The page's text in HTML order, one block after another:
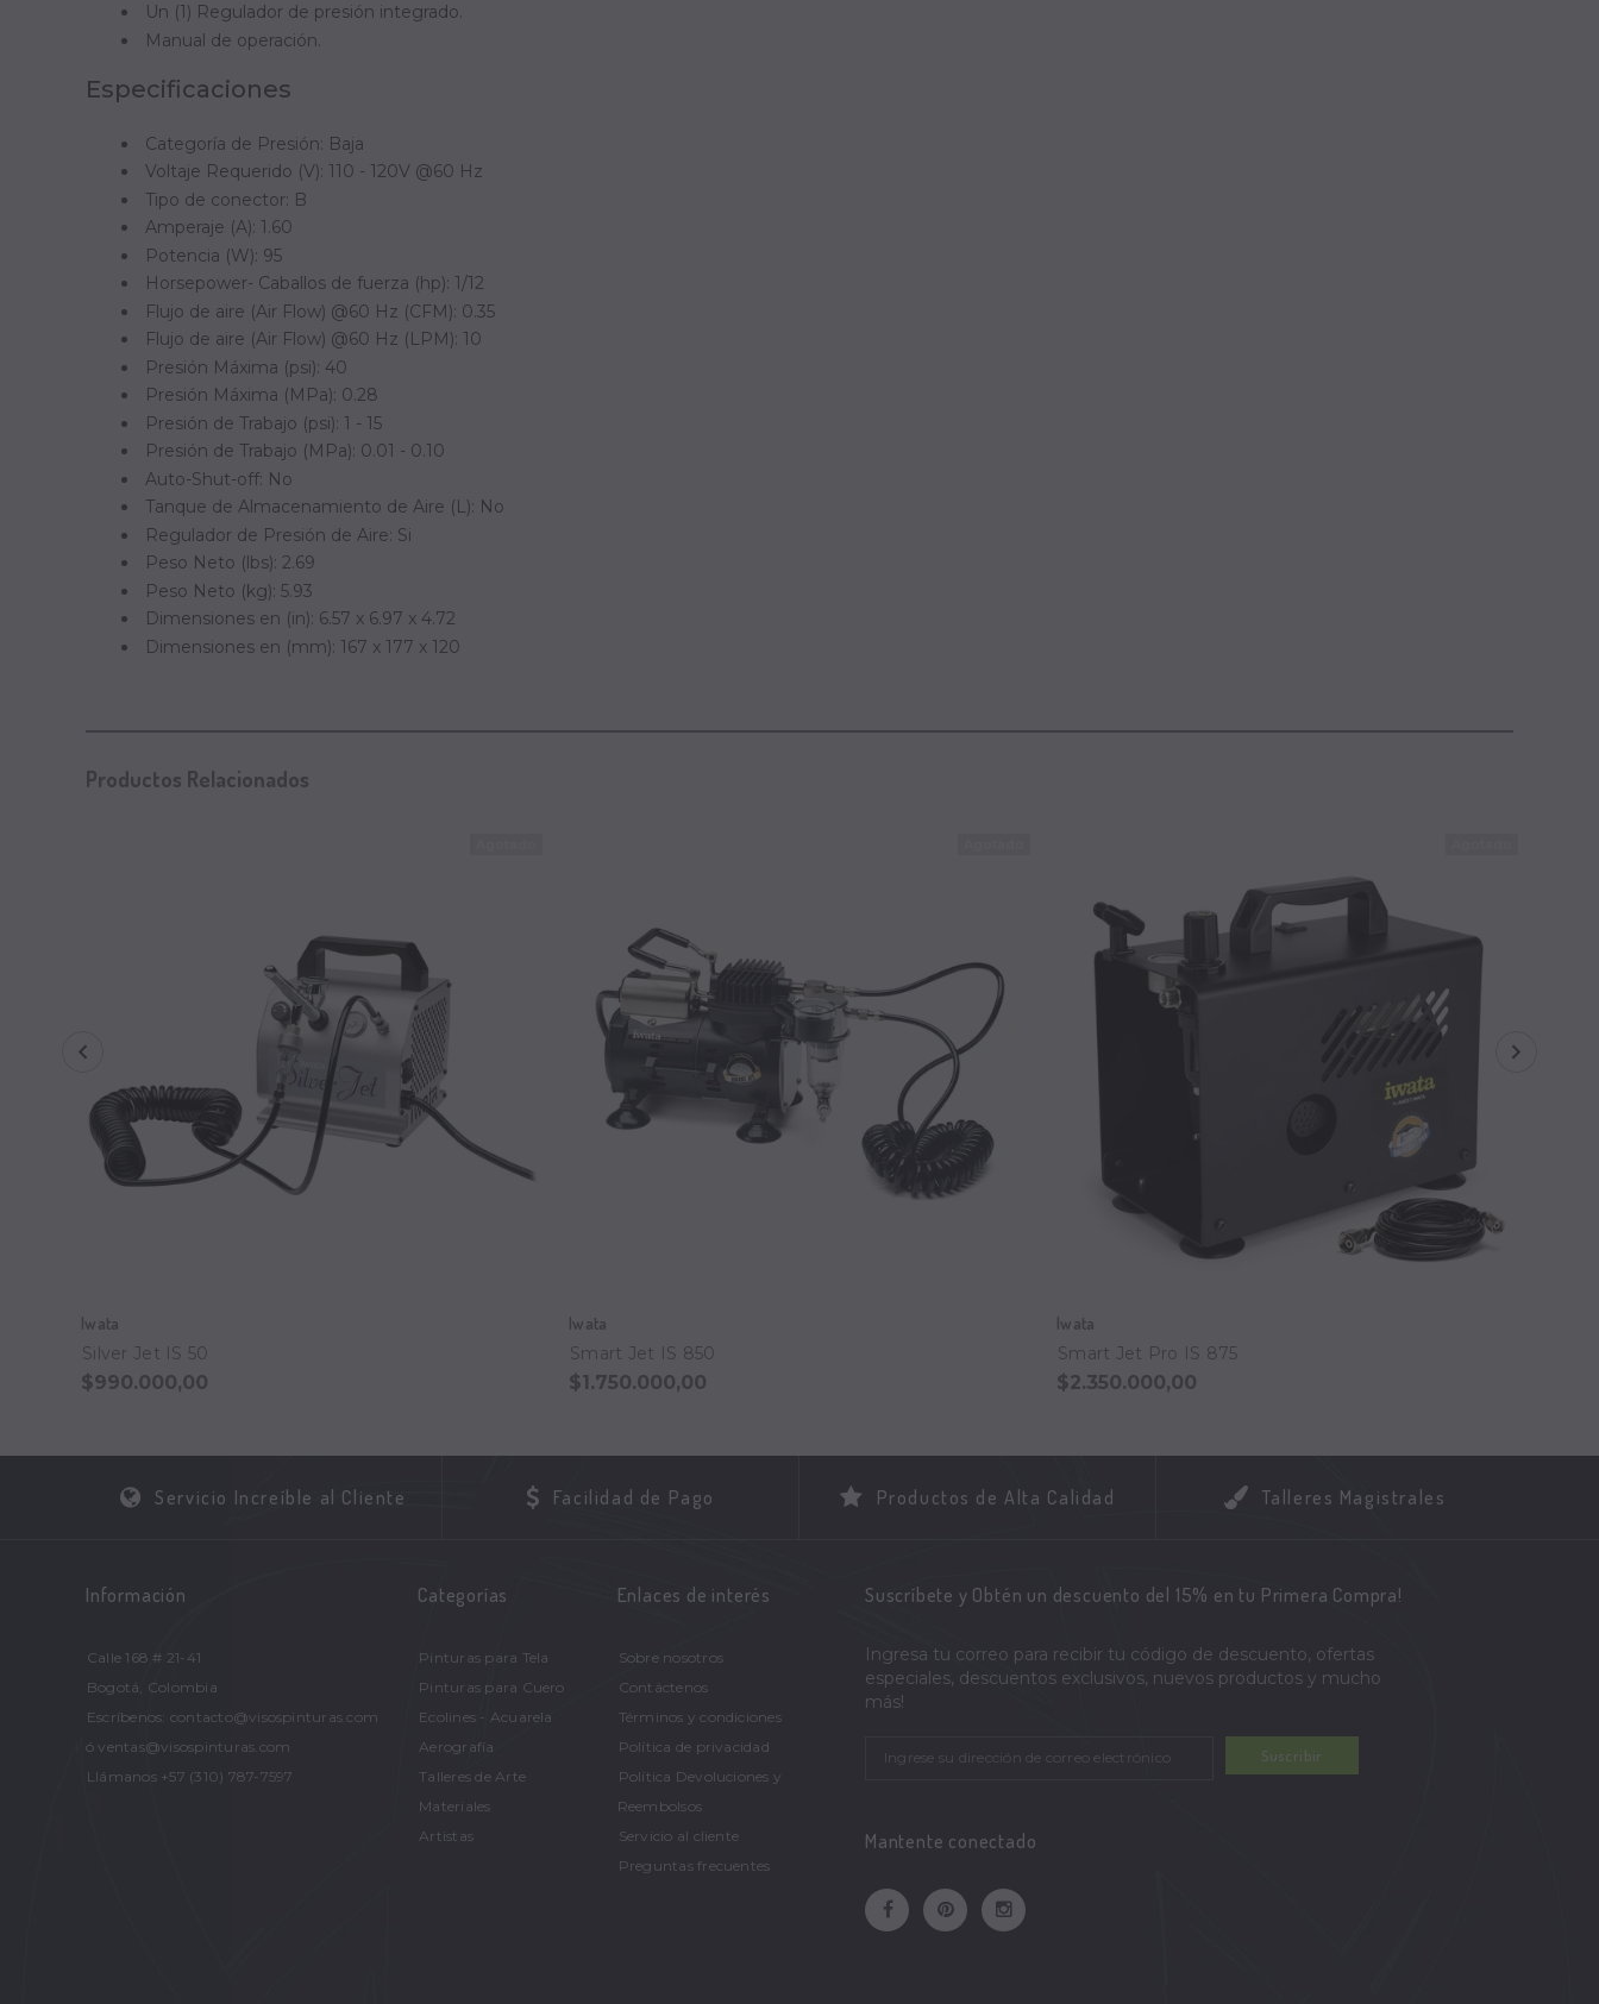
Un (1) Regulador de presión integrado.
Manual de operación.
Especificaciones
Categoría de Presión: Baja
Voltaje Requerido (V): 110 - 120V @60 Hz
Tipo de conector: B
Amperaje (A): 1.60
Potencia (W): 95
Horsepower- Caballos de fuerza (hp): 1/12
Flujo de aire (Air Flow) @60 Hz (CFM): 0.35
Flujo de aire (Air Flow) @60 Hz (LPM): 10
Presión Máxima (psi): 40
Presión Máxima (MPa): 0.28
Presión de Trabajo (psi): 1 - 15
Presión de Trabajo (MPa): 0.01 - 0.10
Auto-Shut-off: No
Tanque de Almacenamiento de Aire (L): No
Regulador de Presión de Aire: Si
Peso Neto (lbs): 2.69
Peso Neto (kg): 5.93
Dimensiones en (in): 6.57 x 6.97 x 4.72
Dimensiones en (mm): 167 x 177 x 120
Productos Relacionados
Iwata
Silver Jet IS 50
$990.000,00
Iwata
Smart Jet IS 850
$1.750.000,00
Iwata
Smart Jet Pro IS 875
$2.350.000,00
Servicio Increíble al Cliente Facilidad de Pago Productos de Alta Calidad Talleres Magistrales
Información
Calle 168 # 21-41
Bogotá, Colombia
Escríbenos: contacto@visospinturas.com
ó ventas@visospinturas.com
Llámanos +57 (310) 787-7597
Categorías
Pinturas para Tela
Pinturas para Cuero
Ecolines - Acuarela
Aerografía
Talleres de Arte
Materiales
Artistas
Enlaces de interés
Sobre nosotros
Contáctenos
Términos y condiciones
Política de privacidad
Política Devoluciones y
Reembolsos
Servicio al cliente
Preguntas frecuentes
Suscríbete y Obtén un descuento del 15% en tu Primera Compra!
Ingresa tu correo para recibir tu código de descuento, ofertas
especiales, descuentos exclusivos, nuevos productos y mucho
más!
Suscribir
Mantente conectado